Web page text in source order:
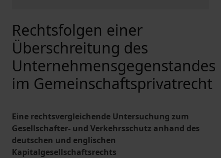
Rechtsfolgen einer
Überschreitung des
Unternehmensgegenstandes
im Gemeinschaftsprivatrecht
Eine rechtsvergleichende Untersuchung zum
Gesellschafter- und Verkehrsschutz anhand des
deutschen und englischen
Kapitalgesellschaftsrechts